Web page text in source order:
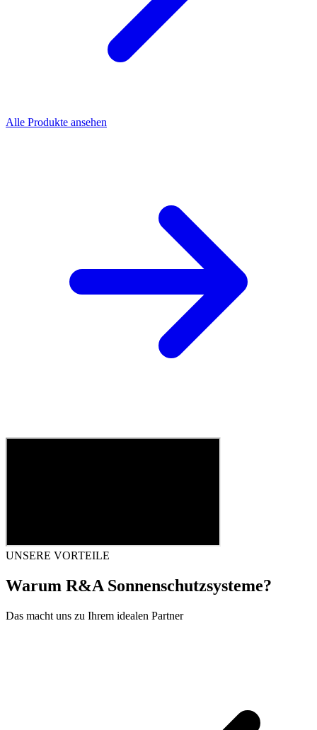
Alle Produkte ansehen
UNSERE VORTEILE
Warum R&A Sonnenschutzsysteme?
Das macht uns zu Ihrem idealen Partner